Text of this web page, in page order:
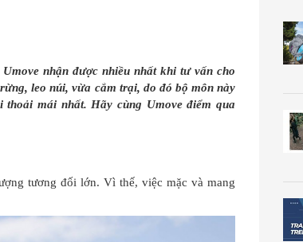
nhận được nhiều nhất khi tư vấn cho
leo núi, vừa cắm trại, do đó bộ môn này
mái nhất. Hãy cùng Umove điểm qua
tương đối lớn. Vì thế, việc mặc và mang